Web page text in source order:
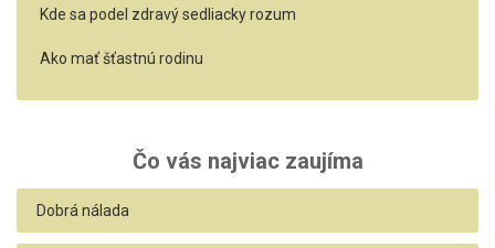
Kde sa podel zdravý sedliacky rozum
Ako mať šťastnú rodinu
Čo vás najviac zaujíma
Dobrá nálada